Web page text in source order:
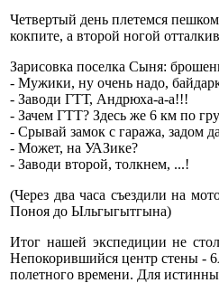
Четвертый день плетемся
кокпите, а второй ногой
Зарисовка поселка Сыня:
- Мужики, ну очень надо,
- Заводи ГТТ, Андрюха-а-а!!!
- Зачем ГТТ? Здесь же 6 км по
- Срывай замок с гаража, задом
- Может, на УАЗике?
- Заводи второй, толкнем, ...!
(Через два часа съездили на
Поноя до Ыльгыгытгына)
Итог нашей экспедиции не
Непокорившийся центр стены -
полетного времени. Для